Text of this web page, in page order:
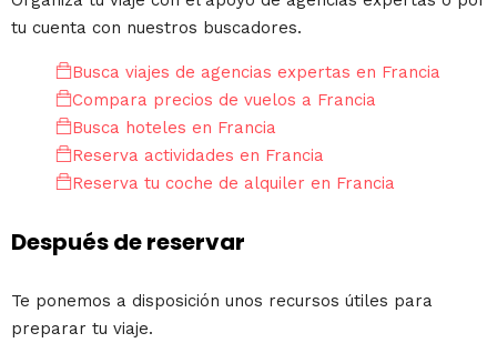
tu cuenta con nuestros buscadores.
Busca viajes de agencias expertas en Francia
Compara precios de vuelos a Francia
Busca hoteles en Francia
Reserva actividades en Francia
Reserva tu coche de alquiler en Francia
Después de reservar
Te ponemos a disposición unos recursos útiles para
preparar tu viaje.